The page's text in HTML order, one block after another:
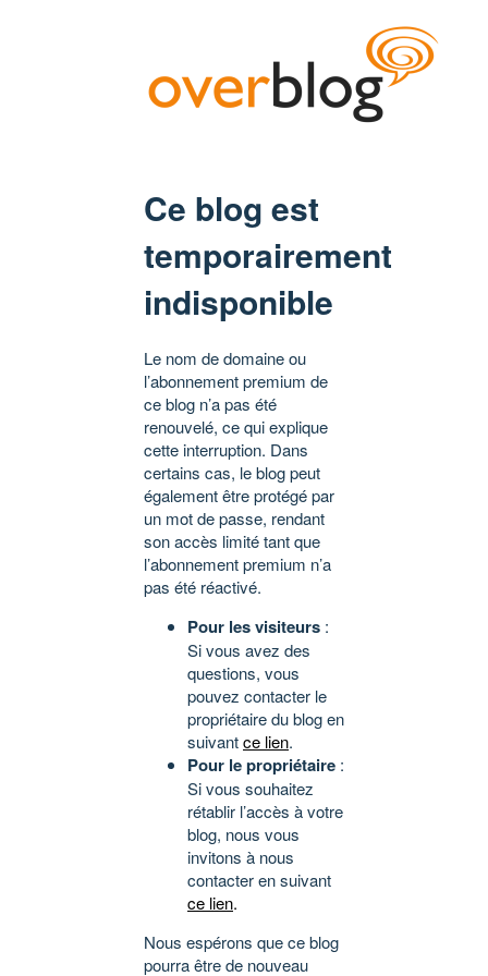
Ce blog est
temporairement
indisponible
Le nom de domaine ou
l’abonnement premium de
ce blog n’a pas été
renouvelé, ce qui explique
cette interruption. Dans
certains cas, le blog peut
également être protégé par
un mot de passe, rendant
son accès limité tant que
l’abonnement premium n’a
pas été réactivé.
Pour les visiteurs :
Si vous avez des
questions, vous
pouvez contacter le
propriétaire du blog en
suivantce lien.
Pour le propriétaire :
Si vous souhaitez
rétablir l’accès à votre
blog, nous vous
invitons à nous
contacter en suivant
ce lien.
Nous espérons que ce blog
pourra être de nouveau